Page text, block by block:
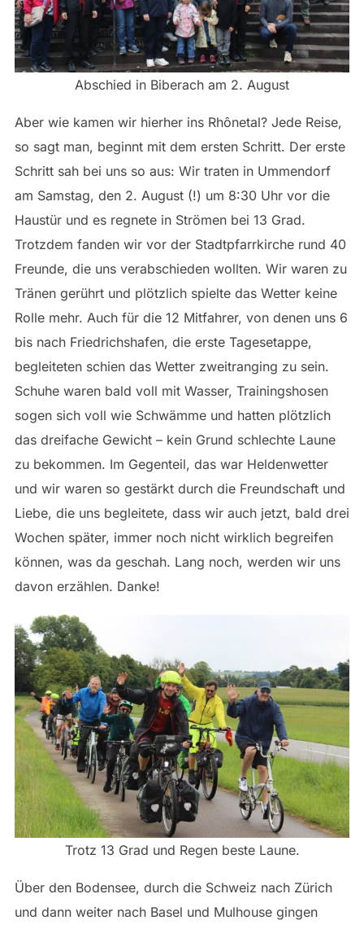
Abschied in Biberach am 2. August
Aber wie kamen wir hierher ins Rhônetal? Jede Reise,
so sagt man, beginnt mit dem ersten Schritt. Der erste
Schritt sah bei uns so aus: Wir traten in Ummendorf
am Samstag, den 2. August (!) um 8:30 Uhr vor die
Haustür und es regnete in Strömen bei 13 Grad.
Trotzdem fanden wir vor der Stadtpfarrkirche rund 40
Freunde, die uns verabschieden wollten. Wir waren zu
Tränen gerührt und plötzlich spielte das Wetter keine
Rolle mehr. Auch für die 12 Mitfahrer, von denen uns 6
bis nach Friedrichshafen, die erste Tagesetappe,
begleiteten schien das Wetter zweitranging zu sein.
Schuhe waren bald voll mit Wasser, Trainingshosen
sogen sich voll wie Schwämme und hatten plötzlich
das dreifache Gewicht – kein Grund schlechte Laune
zu bekommen. Im Gegenteil, das war Heldenwetter
und wir waren so gestärkt durch die Freundschaft und
Liebe, die uns begleitete, dass wir auch jetzt, bald drei
Wochen später, immer noch nicht wirklich begreifen
können, was da geschah. Lang noch, werden wir uns
davon erzählen. Danke!
Trotz 13 Grad und Regen beste Laune.
Über den Bodensee, durch die Schweiz nach Zürich
und dann weiter nach Basel und Mulhouse gingen